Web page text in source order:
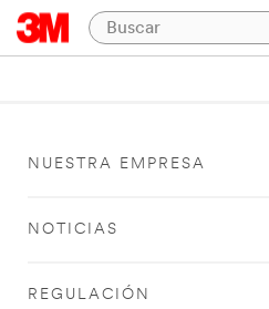
NUESTRA EMPRESA
NOTICIAS
REGULACIÓN